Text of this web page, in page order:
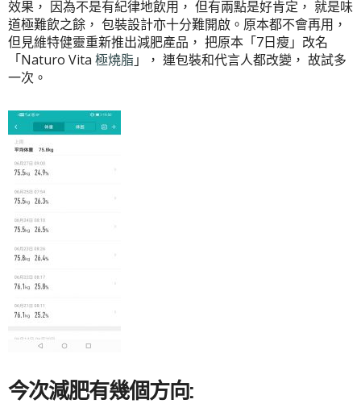
效果， 因為不是有紀律地飲用， 但有兩點是好肯定， 就是味
道極難飲之餘， 包裝設計亦十分難開啟。原本都不會再用，
但見維特健靈重新推出減肥產品， 把原本「7日瘦」改名
「Naturo Vita 極燒脂 」， 連包裝和代言人都改變， 故試多
一次。
今次減肥有幾個方向: